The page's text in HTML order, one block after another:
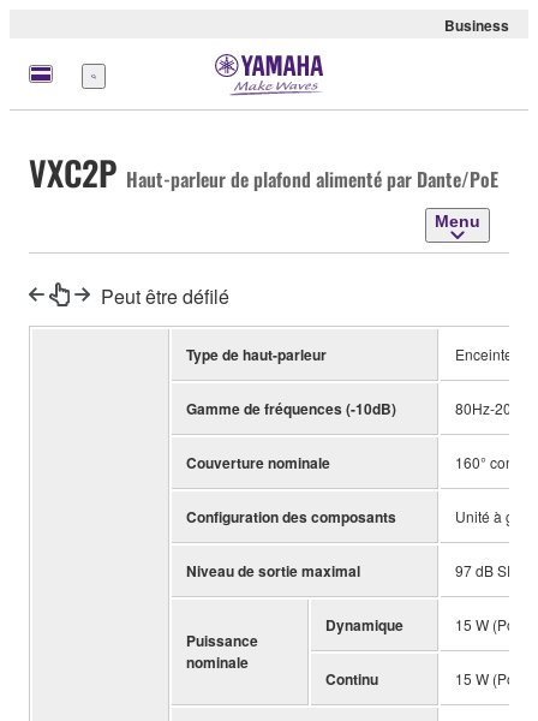
Business
Menu
VXC2P Haut-parleur de plafond alimenté par Dante/PoE
Menu
Peut être défilé
Type de haut-parleur Enceinte
Gamme de fréquences (-10dB) 80Hz-20kHz
Couverture nominale 160°
Configuration des composants Unité à
Niveau de sortie maximal 97 dB SPL
Puissance
nominale
Dynamique 15 W
Continu 15 W